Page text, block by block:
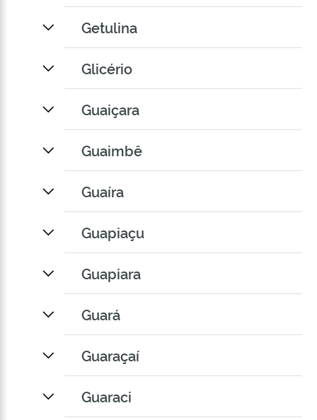
Getulina
Glicério
Guaiçara
Guaimbê
Guaíra
Guapiaçu
Guapiara
Guará
Guaraçaí
Guaraci